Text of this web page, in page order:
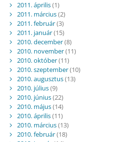
2011. április(1)
2011. március(2)
2011. február(3)
2011. január(15)
2010. december(8)
2010. november(11)
2010. október(11)
2010. szeptember(10)
2010. augusztus(13)
2010. július(9)
2010. június(22)
2010. május(14)
2010. április(11)
2010. március(13)
2010. február(18)